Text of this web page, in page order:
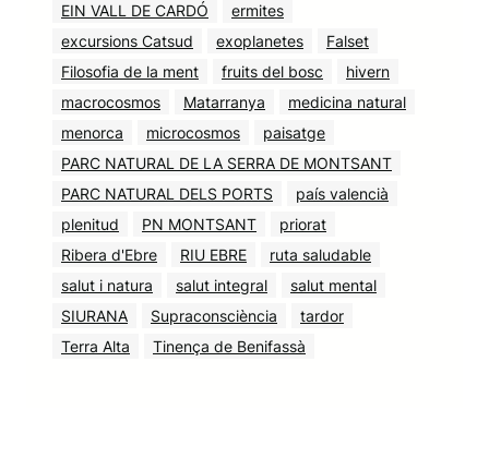
EIN VALL DE CARDÓ
ermites
excursions Catsud
exoplanetes
Falset
Filosofia de la ment
fruits del bosc
hivern
macrocosmos
Matarranya
medicina natural
menorca
microcosmos
paisatge
PARC NATURAL DE LA SERRA DE MONTSANT
PARC NATURAL DELS PORTS
país valencià
plenitud
PN MONTSANT
priorat
Ribera d'Ebre
RIU EBRE
ruta saludable
salut i natura
salut integral
salut mental
SIURANA
Supraconsciència
tardor
Terra Alta
Tinença de Benifassà